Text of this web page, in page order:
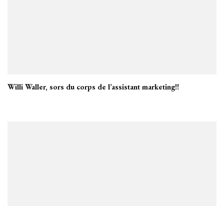
Willi Waller, sors du corps de l’assistant marketing!!